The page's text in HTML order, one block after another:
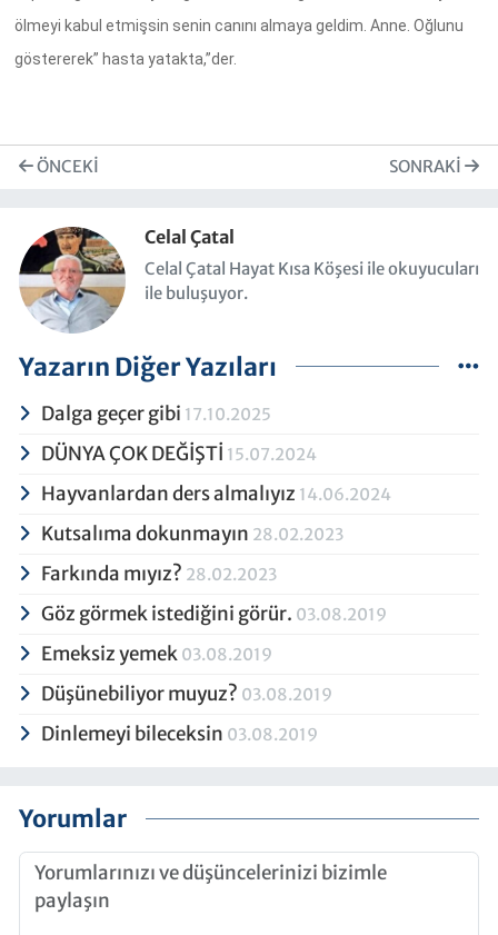
ölmeyi kabul etmişsin senin canını almaya geldim. Anne. Oğlunu
göstererek” hasta yatakta,”der.
ÖNCEKI SONRAKI
Celal Çatal
Celal Çatal Hayat Kısa Köşesi ile okuyucuları
ile buluşuyor.
Yazarın Diğer Yazıları
Dalga geçer gibi 17.10.2025
DÜNYA ÇOK DEĞİŞTİ 15.07.2024
Hayvanlardan ders almalıyız 14.06.2024
Kutsalıma dokunmayın 28.02.2023
Farkında mıyız? 28.02.2023
Göz görmek istediğini görür. 03.08.2019
Emeksiz yemek 03.08.2019
Düşünebiliyor muyuz? 03.08.2019
Dinlemeyi bileceksin 03.08.2019
Yorumlar